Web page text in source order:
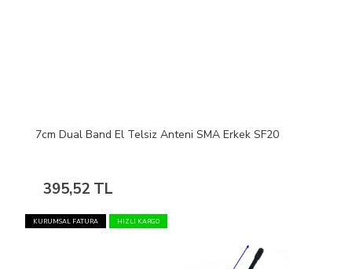
7cm Dual Band El Telsiz Anteni SMA Erkek SF20
395,52 TL
KURUMSAL FATURA HIZLI KARGO